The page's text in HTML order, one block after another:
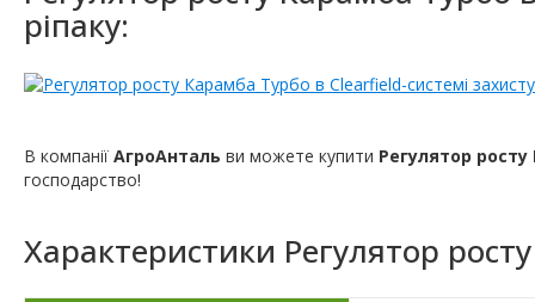
ріпаку:
В компанії АгроАнталь ви можете купити Регулятор
господарство!
Характеристики Регулятор